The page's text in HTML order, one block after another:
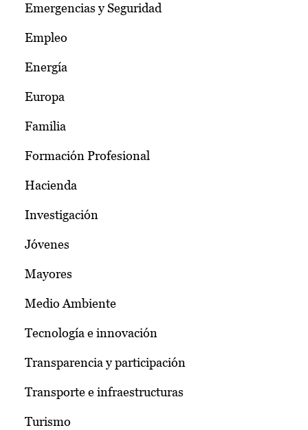
Emergencias y Seguridad
Empleo
Energía
Europa
Familia
Formación Profesional
Hacienda
Investigación
Jóvenes
Mayores
Medio Ambiente
Tecnología e innovación
Transparencia y participación
Transporte e infraestructuras
Turismo